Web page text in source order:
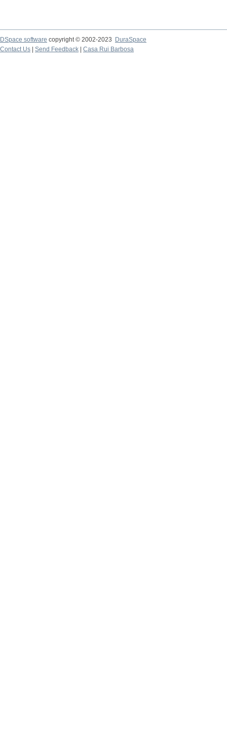
DSpace software copyright © 2002-2023
DuraSpace
Contact Us
Send Feedback Casa Rui Barbosa